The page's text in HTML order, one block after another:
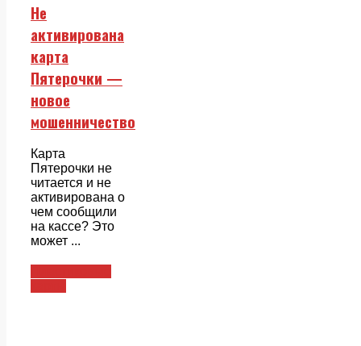
Не
активирована
карта
Пятерочки —
новое
мошенничество
Карта
Пятерочки не
читается и не
активирована о
чем сообщили
на кассе? Это
может ...